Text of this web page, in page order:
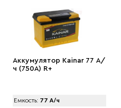
Аккумулятор Kainar 77 А/
ч (750A) R+
Емкость: 77 А/ч